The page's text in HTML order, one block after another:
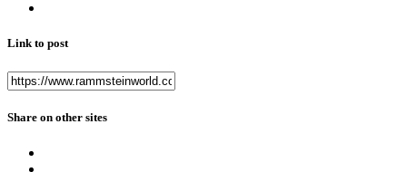
Link to post
Share on other sites